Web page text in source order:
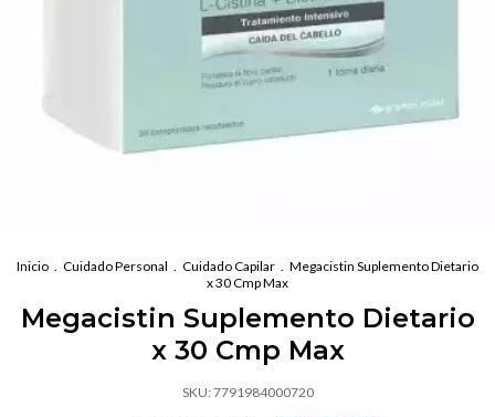
Inicio . Cuidado Personal . Cuidado Capilar . Megacistin Suplemento Dietario
x 30 Cmp Max
Megacistin Suplemento Dietario
x 30 Cmp Max
SKU: 7791984000720